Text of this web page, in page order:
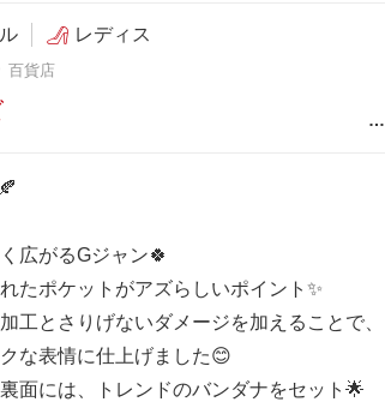
レディス
百貨店
…
広がるGジャン🍀
たポケットがアズらしいポイント✨
工とさりげないダメージを加えることで、
な表情に仕上げました😊
面には、トレンドのバンダナをセット🌟